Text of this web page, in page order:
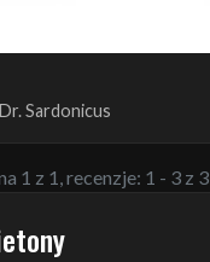
Sardonicus
1 z 1, recenzje: 1 - 3 z 3